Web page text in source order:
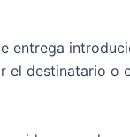
entrega
destinatario o